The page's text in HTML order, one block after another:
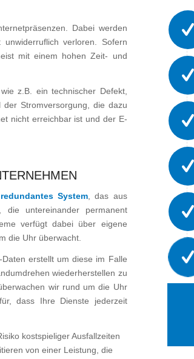
Dabei werden
verloren. Sofern
mit einem hohen Zeit- und
z.B. ein technischer Defekt,
Stromversorgung, die dazu
nicht erreichbar ist und der E-
System , das aus
die untereinander permanent
verfügt dabei über eigene
die Uhr überwacht.
erstellt um diese im Falle
wiederherstellen zu
wir rund um die Uhr
dass Ihre Dienste jederzeit
kostspieliger Ausfallzeiten
von einer Leistung, die